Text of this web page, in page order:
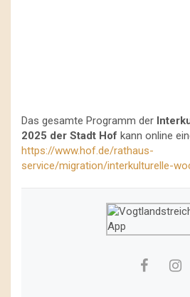
Das gesamte Programm der
2025 der Stadt Hof kann online
https://www.hof.de/rathaus-
service/migration/interkulturelle-